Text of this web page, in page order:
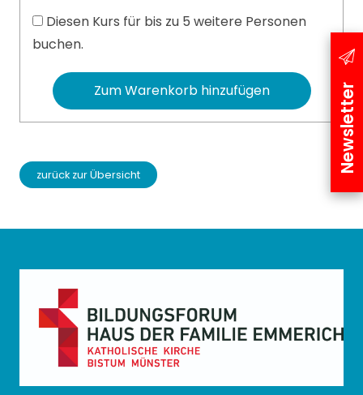
Newsletter
Diesen Kurs für bis zu 5 weitere Personen
buchen.
Zum Warenkorb hinzufügen
zurück zur Übersicht